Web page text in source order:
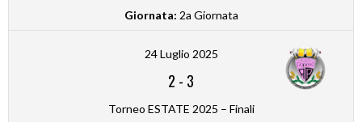
Giornata: 2a Giornata
24 Luglio 2025
2 - 3
Torneo ESTATE 2025 – Finali